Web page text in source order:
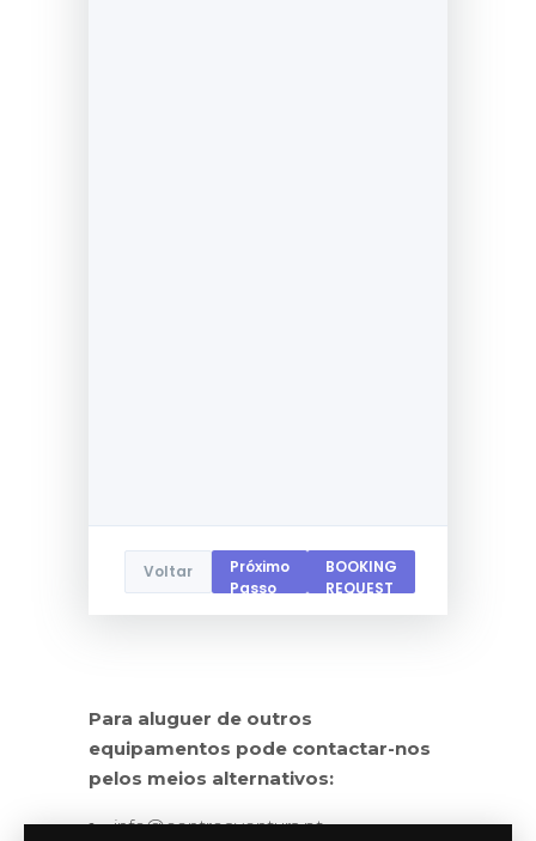
Voltar
Próximo
Passo
BOOKING
REQUEST
Para aluguer de outros
equipamentos pode contactar-nos
pelos meios alternativos:
info@centroaventura.pt